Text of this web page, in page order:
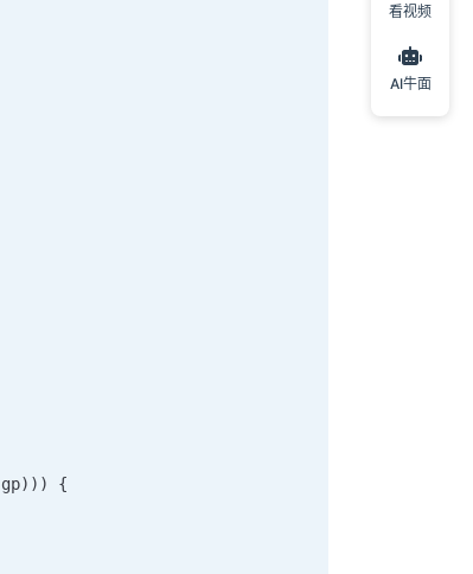
gp) ) )
{
看视频
AI牛面